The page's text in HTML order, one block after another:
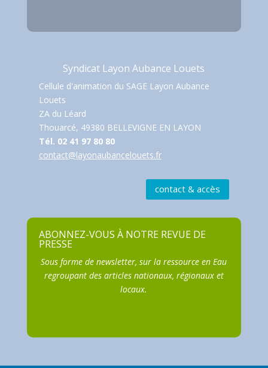
Syndicat Layon Aubance Louets
Cellule d'animation du SAGE Layon Aubance
Louets
ZA du Léard
Thouarcé, 49380 BELLEVIGNE EN LAYON
Tél. 02 41 97 80 80
contact@layonaubancelouets.fr
contact & accès
ABONNEZ-VOUS À NOTRE REVUE DE
PRESSE
Sous forme de newsletter, sur la ressource en Eau
regroupant des articles nationaux, régionaux et
locaux.
S'ABONNER